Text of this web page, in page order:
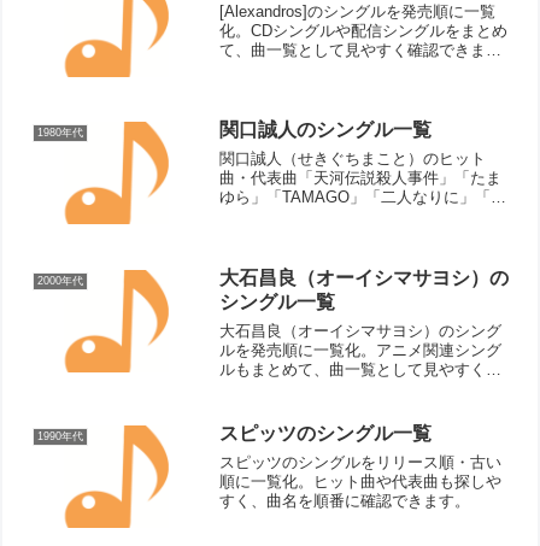
[Alexandros]のシングルを発売順に一覧
化。CDシングルや配信シングルをまとめ
て、曲一覧として見やすく確認できま
1980年代 関口誠人のシングル一覧
関口誠人（せきぐちまこと）のヒット
曲・代表曲「天河伝説殺人事件」「たま
ゆら」「TAMAGO」「二人なりに」「砂
界」「青空」...
2000年代
大石昌良（オーイシマサヨシ）の
シングル一覧
大石昌良（オーイシマサヨシ）のシング
ルを発売順に一覧化。アニメ関連シング
ルもまとめて、曲一覧として見やすく確
1990年代 スピッツのシングル一覧
スピッツのシングルをリリース順・古い
順に一覧化。ヒット曲や代表曲も探しや
すく、曲名を順番に確認できます。